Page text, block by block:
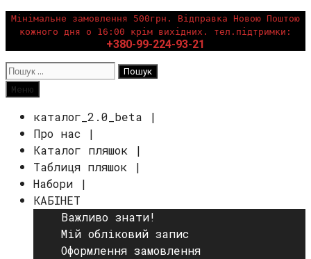
Перейти
вмісту
Мінімальне замовлення 500грн. Відправка Новою Поштою
кожного дня о 16:00 крім вихідних. тел.підтримки:
+380-99-224-93-21
Пошук:
Пошук
Меню
каталог_2.0_beta |
Про нас |
Каталог пляшок |
Таблиця пляшок |
Набори |
КАБІНЕТ
Важливо знати!
Мій обліковий запис
Оформлення замовлення